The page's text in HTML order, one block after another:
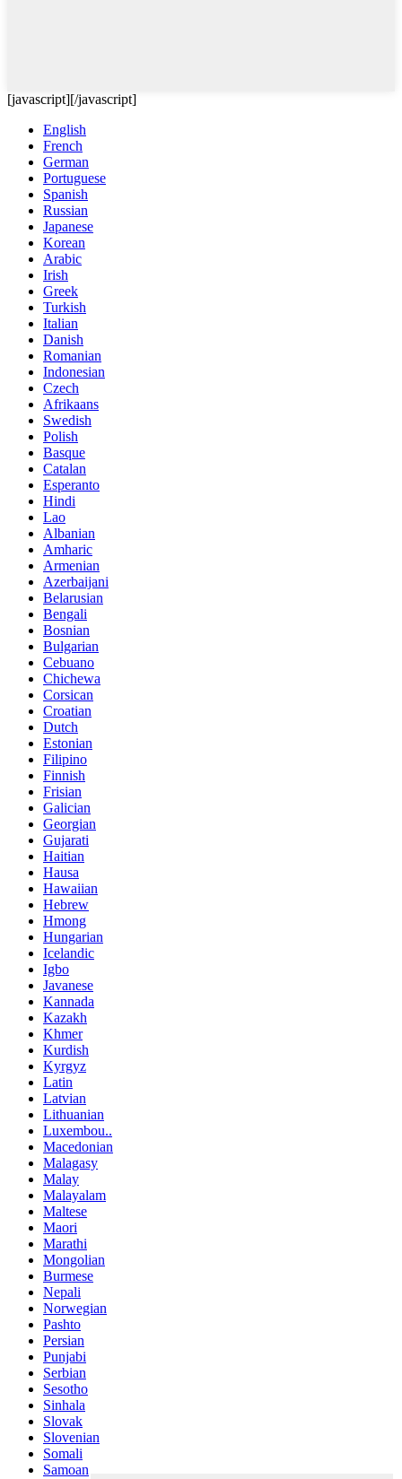
[javascript][/javascript]
English
French
German
Portuguese
Spanish
Russian
Japanese
Korean
Arabic
Irish
Greek
Turkish
Italian
Danish
Romanian
Indonesian
Czech
Afrikaans
Swedish
Polish
Basque
Catalan
Esperanto
Hindi
Lao
Albanian
Amharic
Armenian
Azerbaijani
Belarusian
Bengali
Bosnian
Bulgarian
Cebuano
Chichewa
Corsican
Croatian
Dutch
Estonian
Filipino
Finnish
Frisian
Galician
Georgian
Gujarati
Haitian
Hausa
Hawaiian
Hebrew
Hmong
Hungarian
Icelandic
Igbo
Javanese
Kannada
Kazakh
Khmer
Kurdish
Kyrgyz
Latin
Latvian
Lithuanian
Luxembou..
Macedonian
Malagasy
Malay
Malayalam
Maltese
Maori
Marathi
Mongolian
Burmese
Nepali
Norwegian
Pashto
Persian
Punjabi
Serbian
Sesotho
Sinhala
Slovak
Slovenian
Somali
Samoan